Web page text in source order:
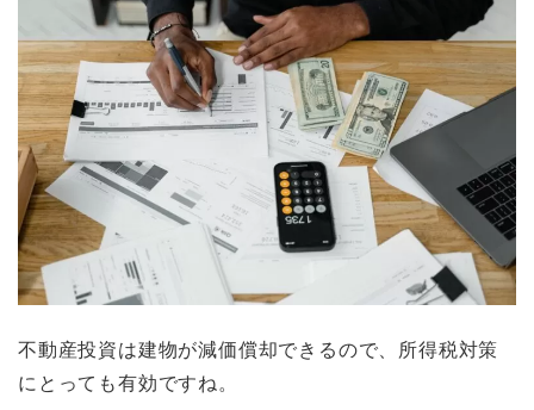
不動産投資は建物が減価償却できるので、所得税対策
にとっても有効ですね。